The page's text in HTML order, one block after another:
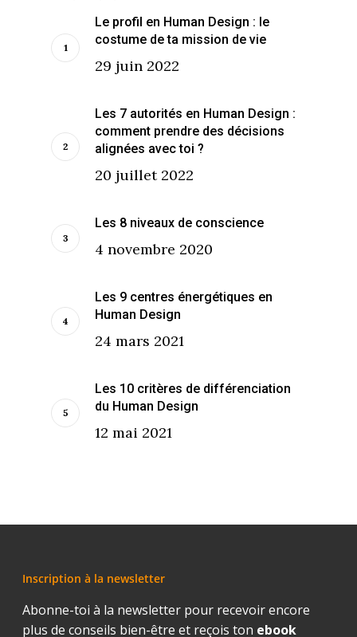
Le profil en Human Design : le
costume de ta mission de vie
29 juin 2022
Les 7 autorités en Human Design :
comment prendre des décisions
alignées avec toi ?
20 juillet 2022
Les 8 niveaux de conscience
4 novembre 2020
Les 9 centres énergétiques en
Human Design
24 mars 2021
Les 10 critères de différenciation
du Human Design
12 mai 2021
Inscription à la newsletter